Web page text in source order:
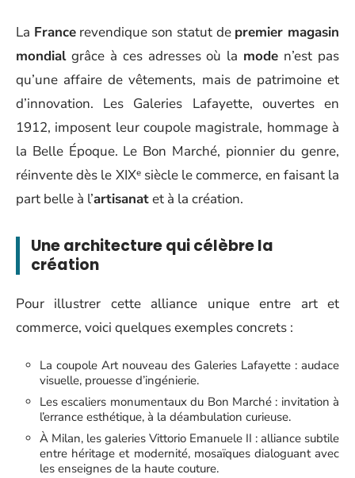
La Francerevendique son statut de premier magasin
mondialgrâce à ces adresses où la mode n’est pas
qu’une affaire de vêtements, mais de patrimoine et
d’innovation. Les Galeries Lafayette, ouvertes en
1912, imposent leur coupole magistrale, hommage à
la Belle Époque. Le Bon Marché, pionnier du genre,
réinvente dès le XIXᵉ siècle le commerce, en faisant la
part belle à l’artisanatet à la création.
Une architecture qui célèbre la
création
Pour illustrer cette alliance unique entre art et
commerce, voici quelques exemples concrets :
La coupole Art nouveau des Galeries Lafayette : audace
visuelle, prouesse d’ingénierie.
Les escaliers monumentaux du Bon Marché : invitation à
l’errance esthétique, à la déambulation curieuse.
À Milan, les galeries Vittorio Emanuele II : alliance subtile
entre héritage et modernité, mosaïques dialoguant avec
les enseignes de la haute couture.